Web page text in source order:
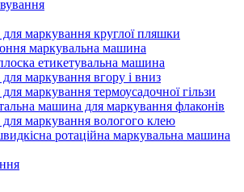
маркування круглої пляшки
маркувальна машина
етикетувальна машина
маркування вгору і вниз
маркування термоусадочної гільзи
машина для маркування флаконів
маркування вологого клею
ротаційна маркувальна машина